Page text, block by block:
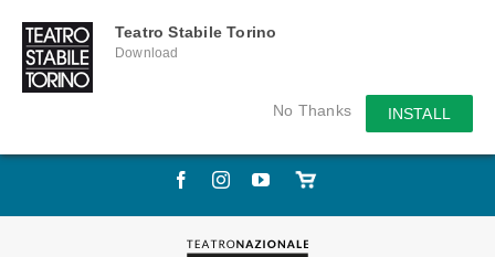
Teatro Stabile Torino
Download
No Thanks INSTALL
Skip
FacebookInstagramYouTube
Store